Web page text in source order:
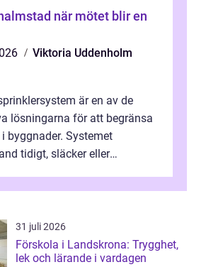
mötet blir en
Viktoria Uddenholm
är en av de
lösningarna för att begränsa
byggnader. Systemet
tidigt, släcker eller
31 juli 2026
Förskola i Landskrona: Trygghet,
lek och lärande i vardagen